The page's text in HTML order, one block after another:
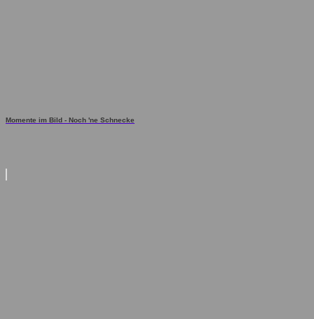
Momente im Bild - Noch 'ne Schnecke